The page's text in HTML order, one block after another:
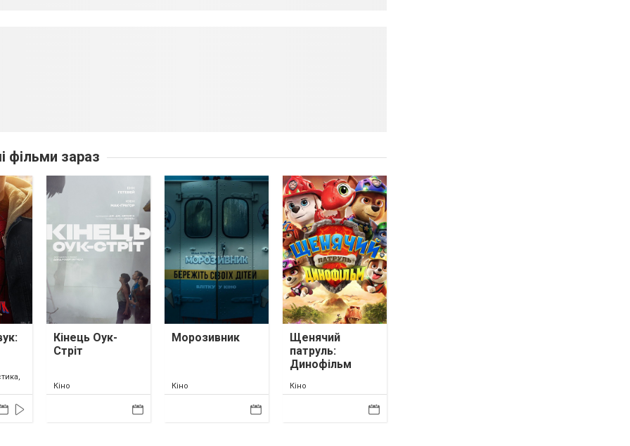
фільми зараз
Кінець Оук-
Стріт
Кіно
Морозивник
Кіно
Щенячий
патруль:
Динофільм
Кіно